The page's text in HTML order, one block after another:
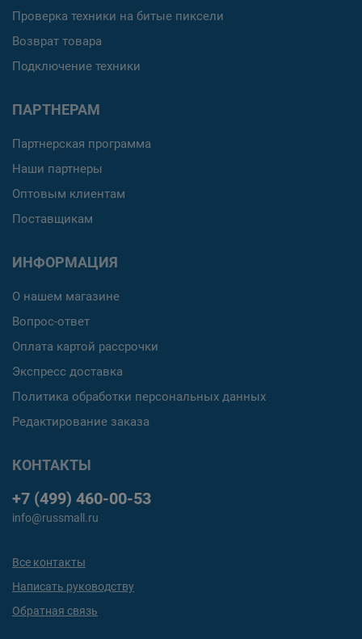
Проверка техники на битые пиксели
Возврат товара
Подключение техники
ПАРТНЕРАМ
Партнерская программа
Наши партнеры
Оптовым клиентам
Поставщикам
ИНФОРМАЦИЯ
О нашем магазине
Вопрос-ответ
Оплата картой рассрочки
Экспресс доставка
Политика обработки персональных данных
Редактирование заказа
КОНТАКТЫ
+7 (499) 460-00-53
info@russmall.ru
Все контакты
Написать руководству
Обратная связь